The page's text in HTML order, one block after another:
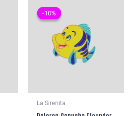
-10%
-10%
La Sirenita